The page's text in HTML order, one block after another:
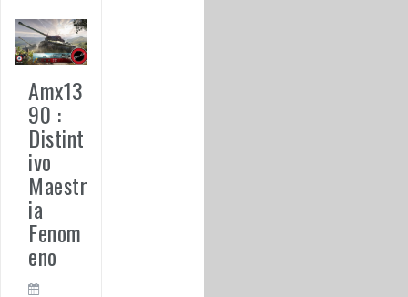
Amx13
90 :
Distint
ivo
Maestr
ia
Fenom
eno